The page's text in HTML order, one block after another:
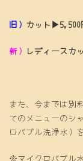
旧） カット▶5,500
新） レディースカ
また、今までは別
てのメニューのシ
ロバブル洗浄水）
※マイクロバブル